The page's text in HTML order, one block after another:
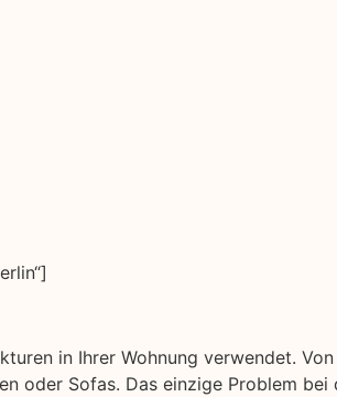
in Ihrer Wohnung verwendet.
oder Sofas. Das einzige Problem bei